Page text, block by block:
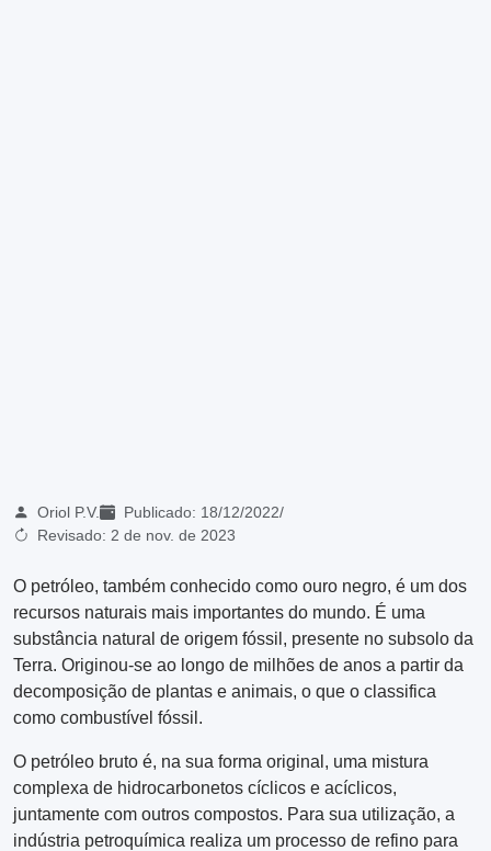
Oriol P.V. Publicado: 18/12/2022/
Revisado: 2 de nov. de 2023
O petróleo, também conhecido como ouro negro, é um dos
recursos naturais mais importantes do mundo. É uma
substância natural de origem fóssil, presente no subsolo da
Terra. Originou-se ao longo de milhões de anos a partir da
decomposição de plantas e animais, o que o classifica
como combustível fóssil.
O petróleo bruto é, na sua forma original, uma mistura
complexa de hidrocarbonetos cíclicos e acíclicos,
juntamente com outros compostos. Para sua utilização, a
indústria petroquímica realiza um processo de refino para